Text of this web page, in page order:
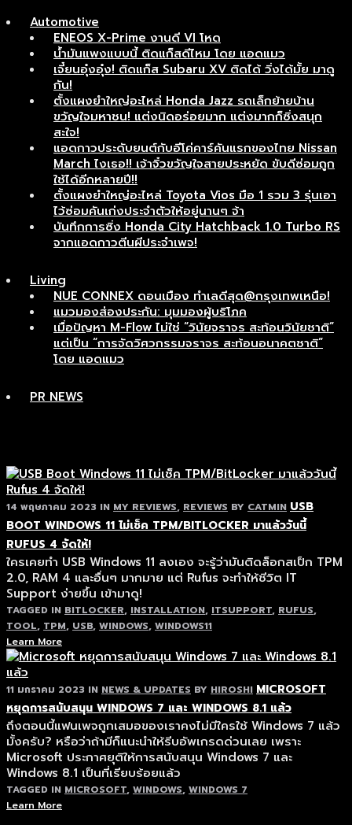
Automotive
ENEOS X-Prime งานดี VI โหด
น้ำมันแพงแบบนี้ ติดแก็สดีไหม โดย แอดแมว
เจี๋ยนอุ๋งอุ๋ง! ติดแก็ส Subaru XV ติดได้ วิ่งได้มั้ย มาดู
กัน!
ตั้งแผงยำใหญ่อะไหล่ Honda Jazz รถเล็กย้ายบ้าน
ขวัญใจมหาชน! แต่งนิดอร่อยมาก แต่งมากก็ซิ่งสนุก
สะใจ!
แอดกาวประดับยนต์กับอีโค่คาร์คันแรกของไทย Nissan
March ไงเธอ!! เจ้าจิ๋วขวัญใจสายประหยัด ขับดีซ่อมถูก
ใช้ได้อีกหลายปี!!
ตั้งแผงยำใหญ่อะไหล่ Toyota Vios มือ 1 รวม 3 รุ่นเอา
ไว้ซ่อมคันเก่งประจำตัวให้อยู่นานๆ จ้า
บันทึกการซิ่ง Honda City Hatchback 1.0 Turbo RS
จากแอดกาวตีนผีประจำเพจ!
Living
NUE CONNEX ดอนเมือง ทำเลดีสุด@กรุงเทพเหนือ!
แมวมองส่องประกัน: มุมมองผู้บริโภค
เมื่อปัญหา M-Flow ไม่ใช่ “วินัยจราจร สะท้อนวินัยชาติ”
แต่เป็น “การจัดวิศวกรรมจราจร สะท้อนอนาคตชาติ”
โดย แอดแมว
PR NEWS
14 พฤษภาคม 2023 IN MY REVIEWS, REVIEWS BY CATMIN USB
BOOT WINDOWS 11 ไม่เช็ค TPM/BITLOCKER มาแล้ววันนี้
RUFUS 4 จัดให้!
ใครเคยทำ USB Windows 11 ลงเอง จะรู้ว่ามันติดล็อกสเป็ก TPM
2.0, RAM 4 และอื่นๆ มากมาย แต่ Rufus จะทำให้ชีวิต IT
Support ง่ายขึ้น เข้ามาดู!
TAGGED IN BITLOCKER, INSTALLATION, ITSUPPORT, RUFUS,
TOOL, TPM, USB, WINDOWS, WINDOWS11
Learn More
11 มกราคม 2023 IN NEWS & UPDATES BY HIROSHI MICROSOFT
หยุดการสนับสนุน WINDOWS 7 และ WINDOWS 8.1 แล้ว
ถึงตอนนี้แฟนเพจถูกเสมอของเราคงไม่มีใครใช้ Windows 7 แล้ว
มั้งครับ? หรือว่าถ้ามีก็แนะนำให้รีบอัพเกรดด่วนเลย เพราะ
Microsoft ประกาศยุติให้การสนับสนุน Windows 7 และ
Windows 8.1 เป็นที่เรียบร้อยแล้ว
TAGGED IN MICROSOFT, WINDOWS, WINDOWS 7
Learn More